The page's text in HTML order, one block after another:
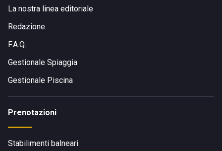
La nostra linea editoriale
Redazione
F.A.Q.
Gestionale Spiaggia
Gestionale Piscina
Prenotazioni
Stabilimenti balneari